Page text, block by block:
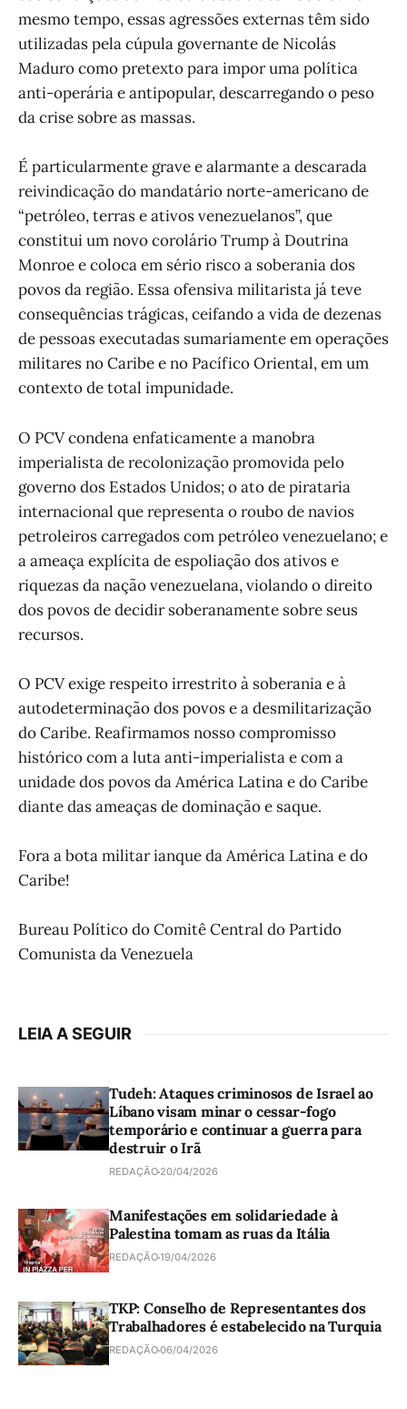
mesmo tempo, essas agressões externas têm sido
utilizadas pela cúpula governante de Nicolás
Maduro como pretexto para impor uma política
anti-operária e antipopular, descarregando o peso
da crise sobre as massas.
É particularmente grave e alarmante a descarada
reivindicação do mandatário norte-americano de
“petróleo, terras e ativos venezuelanos”, que
constitui um novo corolário Trump à Doutrina
Monroe e coloca em sério risco a soberania dos
povos da região. Essa ofensiva militarista já teve
consequências trágicas, ceifando a vida de dezenas
de pessoas executadas sumariamente em operações
militares no Caribe e no Pacífico Oriental, em um
contexto de total impunidade.
O PCV condena enfaticamente a manobra
imperialista de recolonização promovida pelo
governo dos Estados Unidos; o ato de pirataria
internacional que representa o roubo de navios
petroleiros carregados com petróleo venezuelano; e
a ameaça explícita de espoliação dos ativos e
riquezas da nação venezuelana, violando o direito
dos povos de decidir soberanamente sobre seus
recursos.
O PCV exige respeito irrestrito à soberania e à
autodeterminação dos povos e a desmilitarização
do Caribe. Reafirmamos nosso compromisso
histórico com a luta anti-imperialista e com a
unidade dos povos da América Latina e do Caribe
diante das ameaças de dominação e saque.
Fora a bota militar ianque da América Latina e do
Caribe!
Bureau Político do Comitê Central do Partido
Comunista da Venezuela
LEIA A SEGUIR
Tudeh: Ataques criminosos de Israel ao
Líbano visam minar o cessar-fogo
temporário e continuar a guerra para
destruir o Irã
REDAÇÃO 20/04/2026
Manifestações em solidariedade à
Palestina tomam as ruas da Itália
REDAÇÃO19/04/2026
TKP: Conselho de Representantes dos
Trabalhadores é estabelecido na Turquia
REDAÇÃO06/04/2026